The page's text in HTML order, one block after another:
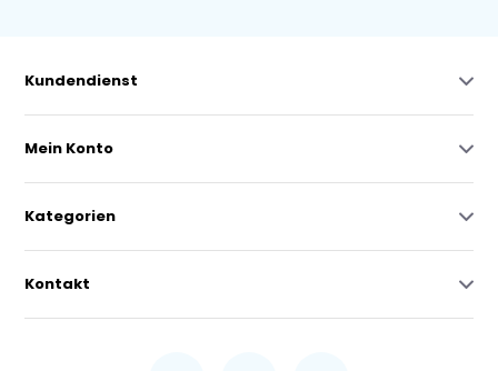
Kundendienst
Mein Konto
Kategorien
Kontakt